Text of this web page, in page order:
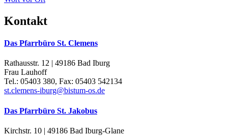
Kontakt
Das Pfarrbüro St. Clemens
Rathausstr. 12 | 49186 Bad Iburg
Frau Lauhoff
Tel.: 05403 380, Fax: 05403 542134
st.clemens-iburg@bistum-os.de
Das Pfarrbüro St. Jakobus
Kirchstr. 10 | 49186 Bad Iburg-Glane